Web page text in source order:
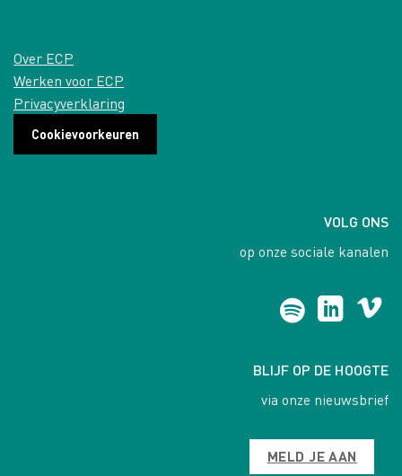
Over ECP
Werken voor ECP
Privacyverklaring
Cookievoorkeuren
VOLG ONS
op onze sociale kanalen
BLIJF OP DE HOOGTE
via onze nieuwsbrief
MELD JE AAN